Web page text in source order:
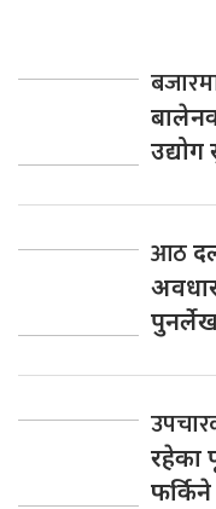
उद्योग
आठ
रहेका
फर्किने